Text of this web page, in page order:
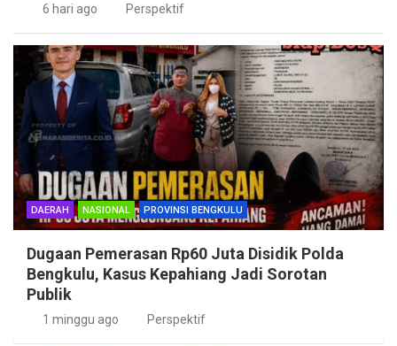
6 hari ago Perspektif
DAERAH NASIONAL PROVINSI BENGKULU
Dugaan Pemerasan Rp60 Juta Disidik Polda
Bengkulu, Kasus Kepahiang Jadi Sorotan
Publik
1 minggu ago Perspektif